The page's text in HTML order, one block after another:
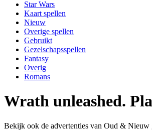
Star Wars
Kaart spellen
Nieuw
Overige spellen
Gebruikt
Gezelschapsspellen
Fantasy
Overig
Romans
Wrath unleashed.
Bekijk ook de advertenties van Oud &